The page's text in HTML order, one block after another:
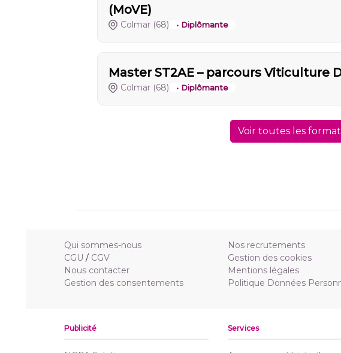
(MoVE)
Colmar (68) • Diplômante
Master ST2AE – parcours Viticulture
Colmar (68) • Diplômante
Voir toutes les
Qui sommes-nous
CGU / CGV
Nous contacter
Gestion des consentements
Nos recrutements
Gestion des cookies
Mentions légales
Politique Données
Publicité Services